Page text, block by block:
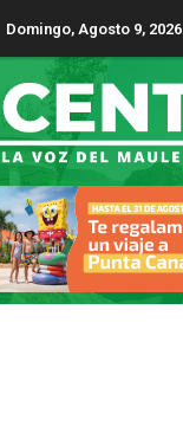
Domingo, Agosto 9, 2026